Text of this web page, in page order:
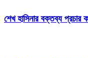
শেখ হাসিনার বক্তব্য প্রচার